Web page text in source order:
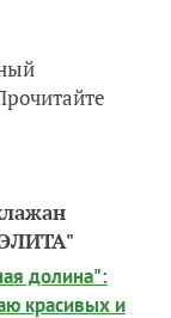
долина":
красивых и